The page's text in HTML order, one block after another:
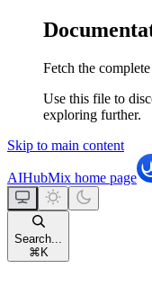
Fetch the
Use this file to
exploring further.
Skip to main content
AIHubMix home page
Search...
⌘ K